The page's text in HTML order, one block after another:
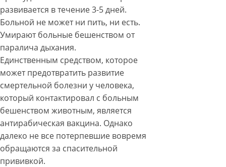
развивается в течение 3-5 дней.
Больной не может ни пить, ни есть.
Умирают больные бешенством от
паралича дыхания.
Единственным средством, которое
может предотвратить развитие
смертельной болезни у человека,
который контактировал с больным
бешенством животным, является
антирабическая вакцина. Однако
далеко не все потерпевшие вовремя
обращаются за спасительной
прививкой.